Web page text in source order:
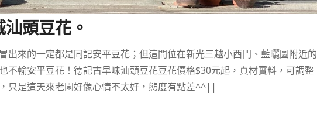
頭豆花。
出來的一定都是同記安平豆花；但這間位在新光三越小西門、藍曬圖附近的
不輸安平豆花！德記古早味汕頭豆花豆花價格$30元起，真材實料，可調整
只是這天來老闆好像心情不太好，態度有點差^^||